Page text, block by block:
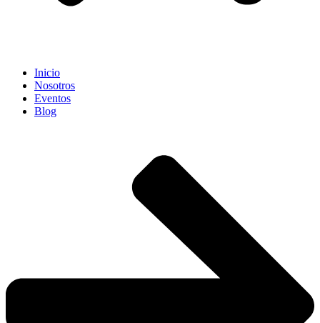
Inicio
Nosotros
Eventos
Blog